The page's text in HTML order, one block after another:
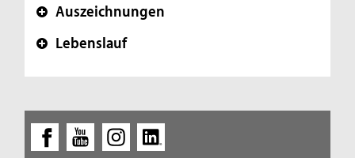
+ Auszeichnungen
+ Lebenslauf